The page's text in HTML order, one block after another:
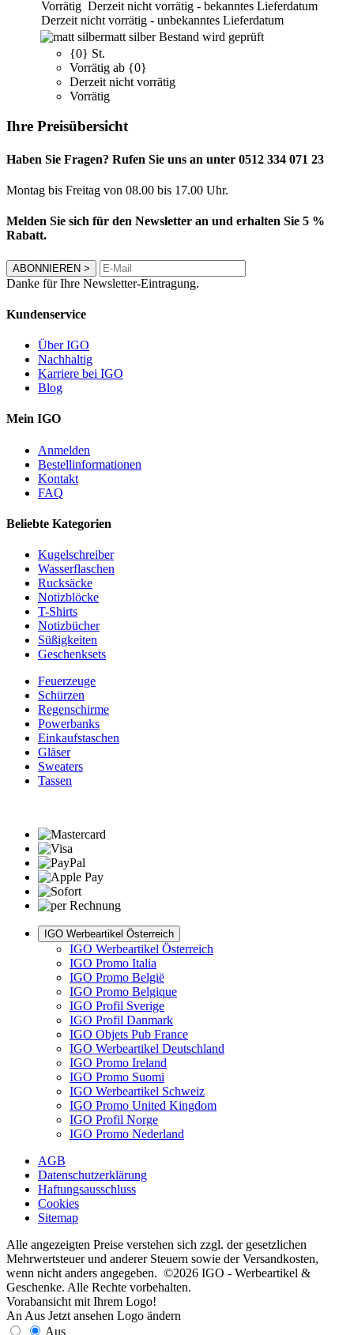
Vorrätig Derzeit nicht vorrätig - bekanntes Lieferdatum
Derzeit nicht vorrätig - unbekanntes Lieferdatum
matt silber Bestand wird geprüft
{0} St.
Vorrätig ab {0}
Derzeit nicht vorrätig
Vorrätig
Ihre Preisübersicht
Haben Sie Fragen? Rufen Sie uns an unter 0512 334 071 23
Montag bis Freitag von 08.00 bis 17.00 Uhr.
Melden Sie sich für den Newsletter an und erhalten Sie 5 %
Rabatt.
ABONNIEREN >
Danke für Ihre Newsletter-Eintragung.
Kundenservice
Über IGO
Nachhaltig
Karriere bei IGO
Blog
Mein IGO
Anmelden
Bestellinformationen
Kontakt
FAQ
Beliebte Kategorien
Kugelschreiber
Wasserflaschen
Rucksäcke
Notizblöcke
T-Shirts
Notizbücher
Süßigkeiten
Geschenksets
Feuerzeuge
Schürzen
Regenschirme
Powerbanks
Einkaufstaschen
Gläser
Sweaters
Tassen
IGO Werbeartikel Österreich
IGO Werbeartikel Österreich
IGO Promo Italia
IGO Promo België
IGO Promo Belgique
IGO Profil Sverige
IGO Profil Danmark
IGO Objets Pub France
IGO Werbeartikel Deutschland
IGO Promo Ireland
IGO Promo Suomi
IGO Werbeartikel Schweiz
IGO Promo United Kingdom
IGO Profil Norge
IGO Promo Nederland
AGB
Datenschutzerklärung
Haftungsausschluss
Cookies
Sitemap
Alle angezeigten Preise verstehen sich zzgl. der gesetzlichen
Mehrwertsteuer und anderer Steuern sowie der Versandkosten,
wenn nicht anders angegeben. ©2026 IGO - Werbeartikel &
Geschenke. Alle Rechte vorbehalten.
Vorabansicht mit Ihrem Logo!
An Aus Jetzt ansehen Logo ändern
Aus